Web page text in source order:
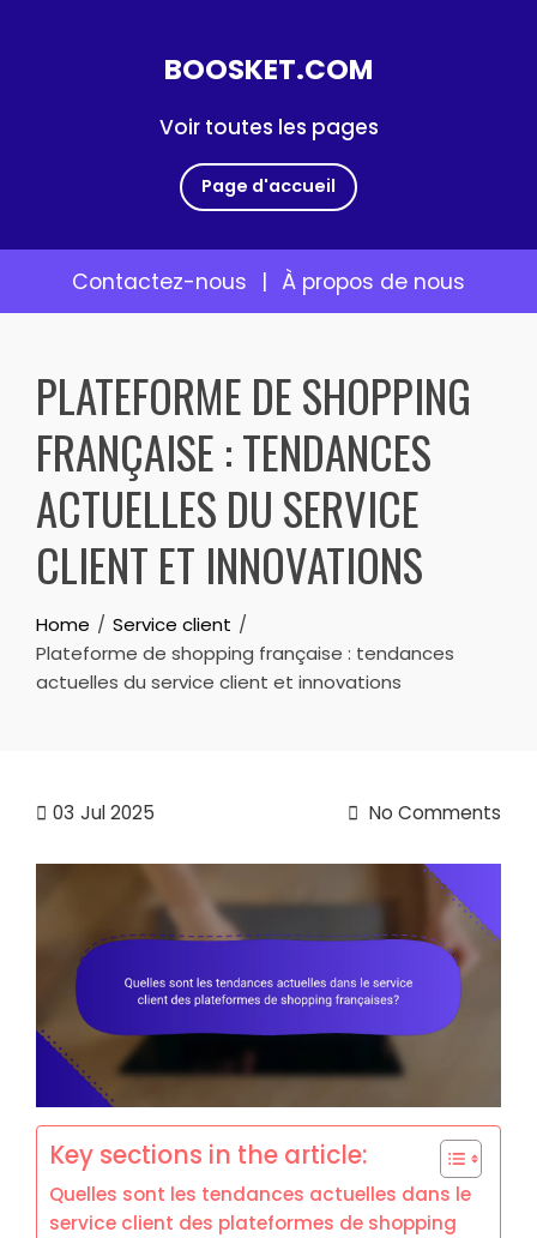
Voir toutes les pages
BOOSKET.COM
Page d'accueil
Contactez-nous | À propos de nous
contentPLATEFORME DE SHOPPING
FRANÇAISE : TENDANCES
ACTUELLES DU SERVICE
CLIENT ET INNOVATIONS
Home
Service client
Plateforme de shopping française : tendances
actuelles du service client et innovations
03 Jul 2025 No Comments
Key sections in the article:
Quelles sont les tendances actuelles dans le
service client des plateformes de shopping